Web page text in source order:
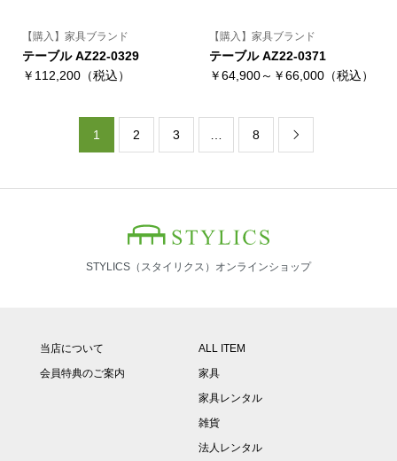
【購入】家具ブランド
テーブル AZ22-0329
￥112,200（税込）
【購入】家具ブランド
テーブル AZ22-0371
￥64,900～￥66,000（税込）
1 2 3 8 
STYLICS（スタイリクス）オンラインショップ
当店について
会員特典のご案内
ALL ITEM
家具
家具レンタル
雑貨
法人レンタル